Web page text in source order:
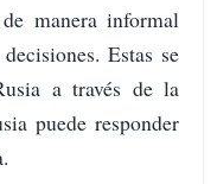
manera informal
Estas se
a través de la
puede responder